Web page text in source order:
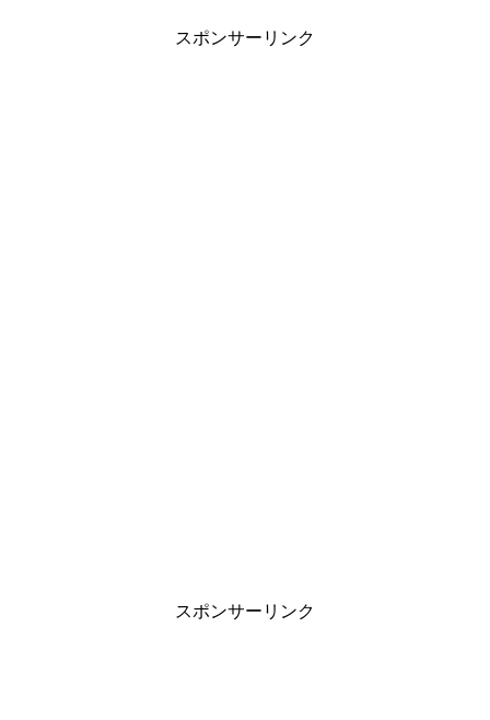
スポンサーリンク
スポンサーリンク